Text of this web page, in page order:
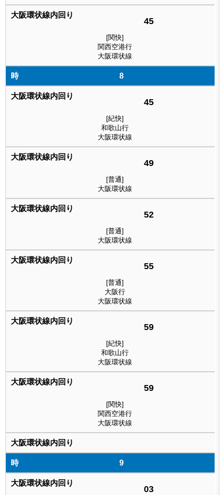
45
[関快]
関西空港行
大阪環状線
8
45
[紀快]
和歌山行
大阪環状線
49
[普通]
大阪環状線
52
[普通]
大阪環状線
55
[普通]
大阪行
大阪環状線
59
[紀快]
和歌山行
大阪環状線
59
[関快]
関西空港行
大阪環状線
9
03